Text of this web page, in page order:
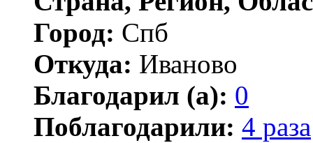
Город: Спб
Откуда: Иваново
Благодарил (а): 0
Поблагодарили: 4 раза